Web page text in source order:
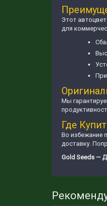
Этот
для
Мы
Где
Во избежание
доставку.
Gold Seeds —